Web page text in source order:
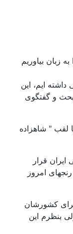
زبان بیاوریم
ایم، این
بحث و گفتگوی
لقب " شاهزاده
قرار
امروز
کشورشان
بنظرم این